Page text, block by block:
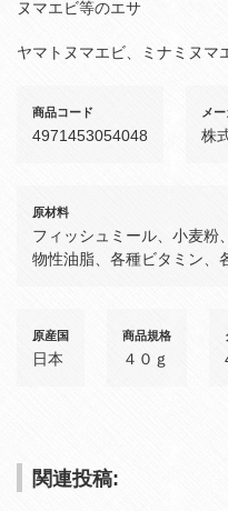
ヌマエビ等のエサ
ヤマトヌマエビ、ミナミヌマ
商品コード
4971453054048
メ
株
原材料
フィッシュミール、小麦粉
物性油脂、各種ビタミン、
原産国
日本
商品規格
４０ｇ
関連投稿: